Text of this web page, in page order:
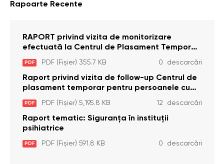
Rapoarte Recente
RAPORT privind vizita de monitorizare
efectuată la Centrul de Plasament Temporar
pentru Persoane cu Dizabilități (Adulte) din s.
Brînzeni, r. Edineț, din data de 25 mai 2026
PDF PDF (Fișier) 355.7 KB 0 descarcări
Raport privind vizita de follow-up Centrul de
plasament temporar pentru persoanele cu
dizabilități (adulte) Bădiceni, Soroca (11 iunie
2026)
PDF PDF (Fișier) 5,195.8 KB 12 descarcări
Raport tematic: Siguranța în instituții
psihiatrice
PDF PDF (Fișier) 591.8 KB 0 descarcări